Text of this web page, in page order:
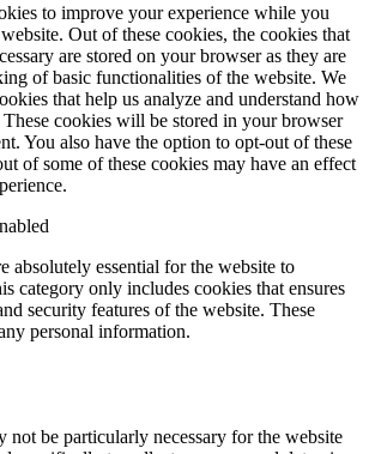
to improve your experience while you
Out of these cookies, the cookies that
are stored on your browser as they are
of basic functionalities of the website. We
that help us analyze and understand how
cookies will be stored in your browser
You also have the option to opt-out of these
of some of these cookies may have an effect
absolutely essential for the website to
category only includes cookies that ensures
security features of the website. These
personal information.
not be particularly necessary for the website